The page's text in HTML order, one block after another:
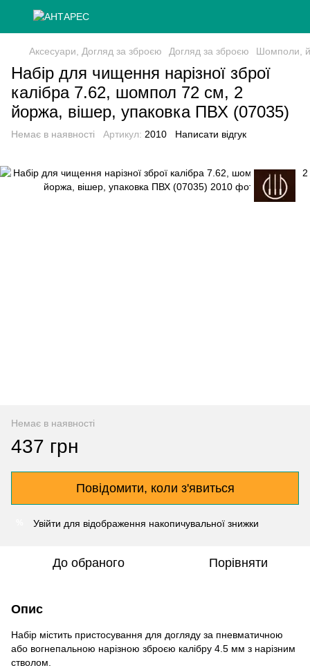
Аксесуари, Догляд за зброєю Догляд за зброєю Шомполи,
Набір для чищення нарізної зброї
калібра 7.62, шомпол 72 см, 2
йоржа, вішер, упаковка ПВХ (07035)
Немає в наявності Артикул: 2010 Написати відгук
Немає в наявності
437 грн
Повідомити, коли з'явиться
Увійти для відображення накопичувальної знижки
До обраного Порівняти
Опис
Набір містить пристосування для догляду за пневматичною
або вогнепальною нарізною зброєю калібру 4.5 мм з нарізним
стволом.